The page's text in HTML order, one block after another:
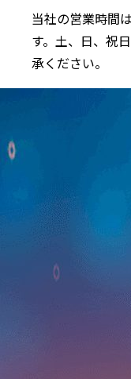
当社の営業時間
す。土、日、祝
承ください。